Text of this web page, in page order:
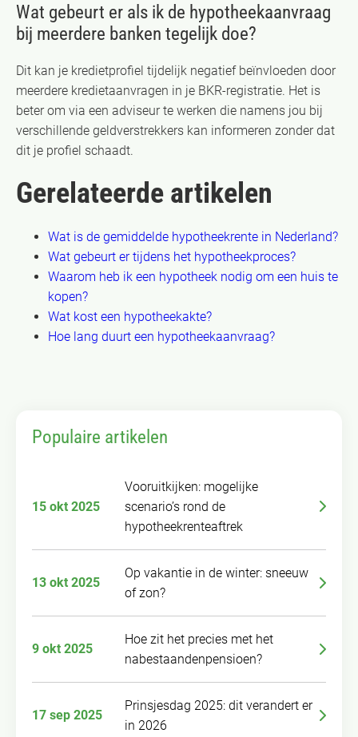
Wat gebeurt er als ik de hypotheekaanvraag
bij meerdere banken tegelijk doe?
Dit kan je kredietprofiel tijdelijk negatief beïnvloeden door
meerdere kredietaanvragen in je BKR-registratie. Het is
beter om via een adviseur te werken die namens jou bij
verschillende geldverstrekkers kan informeren zonder dat
dit je profiel schaadt.
Gerelateerde artikelen
Wat is de gemiddelde hypotheekrente in Nederland?
Wat gebeurt er tijdens het hypotheekproces?
Waarom heb ik een hypotheek nodig om een huis te
kopen?
Wat kost een hypotheekakte?
Hoe lang duurt een hypotheekaanvraag?
Populaire artikelen
15 okt 2025
Vooruitkijken: mogelijke
scenario’s rond de
hypotheekrenteaftrek
13 okt 2025
Op vakantie in de winter: sneeuw
of zon?
9 okt 2025
Hoe zit het precies met het
nabestaandenpensioen?
17 sep 2025
Prinsjesdag 2025: dit verandert er
in 2026